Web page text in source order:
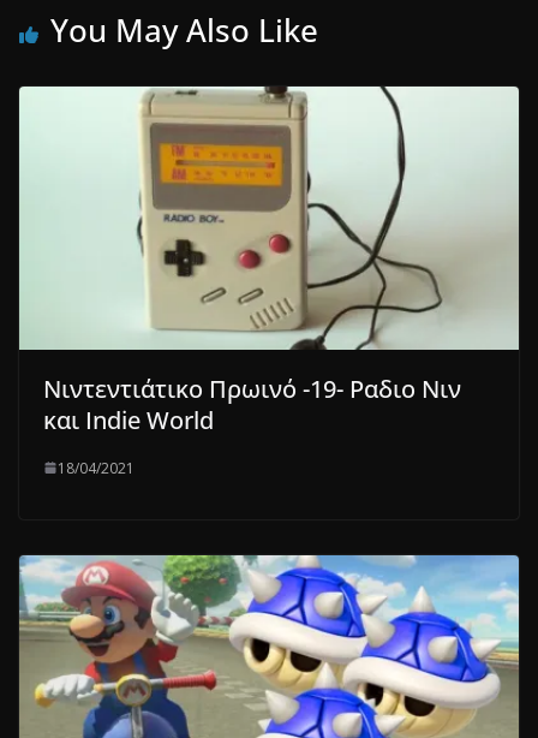
You May Also Like
Νιντεντιάτικο Πρωινό -19- Ραδιο Νιν
και Indie World
18/04/2021